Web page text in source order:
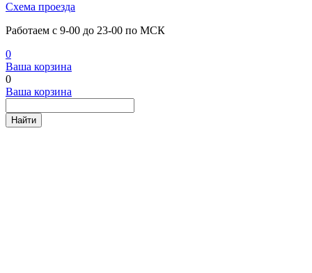
Схема проезда
Работаем с 9-00 до 23-00 по МСК
0
Ваша корзина
0
Ваша корзина
Найти